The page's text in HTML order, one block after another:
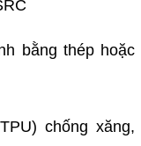
bằng thép hoặc
chống xăng,